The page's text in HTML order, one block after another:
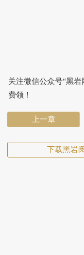
关注微信公众号“黑
费领！
上一章
下载黑岩